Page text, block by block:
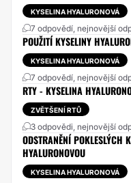
KYSELINA HYALURONOVÁ
7 odpovědí, nejnovější
POUŽITÍ KYSELINY
KYSELINA HYALURONOVÁ
7 odpovědí, nejnovější
RTY - KYSELINA
ZVĚTŠENÍ RTŮ
3 odpovědi, nejnovější
ODSTRANĚNÍ POKLESLÝCH
HYALURONOVOU
KYSELINA HYALURONOVÁ